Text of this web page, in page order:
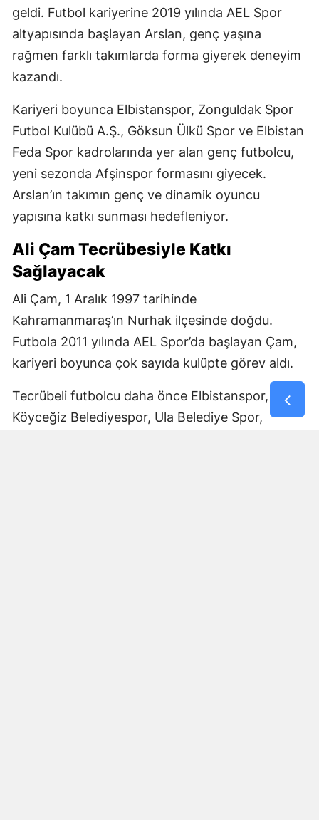
geldi. Futbol kariyerine 2019 yılında AEL Spor
altyapısında başlayan Arslan, genç yaşına
rağmen farklı takımlarda forma giyerek deneyim
kazandı.
Kariyeri boyunca Elbistanspor, Zonguldak Spor
Futbol Kulübü A.Ş., Göksun Ülkü Spor ve Elbistan
Feda Spor kadrolarında yer alan genç futbolcu,
yeni sezonda Afşinspor formasını giyecek.
Arslan’ın takımın genç ve dinamik oyuncu
yapısına katkı sunması hedefleniyor.
Ali Çam Tecrübesiyle Katkı
Sağlayacak
Ali Çam, 1 Aralık 1997 tarihinde
Kahramanmaraş’ın Nurhak ilçesinde doğdu.
Futbola 2011 yılında AEL Spor’da başlayan Çam,
kariyeri boyunca çok sayıda kulüpte görev aldı.
Tecrübeli futbolcu daha önce Elbistanspor,
Köyceğiz Belediyespor, Ula Belediye Spor,